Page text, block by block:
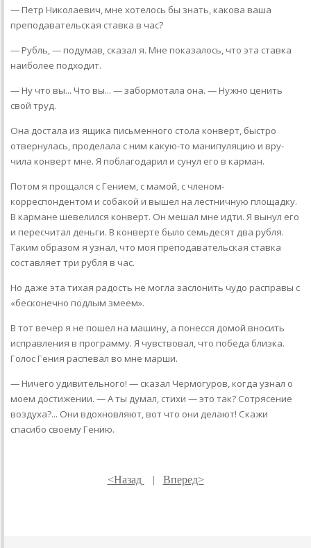
— Петр Николаевич, мне хотелось бы знать, какова ваша
преподавательская ставка в час?
— Рубль, — подумав, сказал я. Мне показалось, что эта ставка
наиболее подходит.
— Ну что вы... Что вы... — забормотала она. — Нужно ценить
свой труд.
Она достала из ящика письменного стола конверт, быстро
отвернулась, проделала с ним какую-то манипуляцию и вру­
чила конверт мне. Я поблагодарил и сунул его в карман.
Потом я прощался с Гением, с мамой, с членом-
корреспондентом и собакой и вышел на лестничную площадку.
В кармане шевелился конверт. Он мешал мне идти. Я вынул его
и пересчитал деньги. В конверте было семьдесят два рубля.
Таким образом я узнал, что моя преподавательская ставка
составляет три рубля в час.
Но даже эта тихая радость не могла заслонить чудо расправы с
«бесконечно подлым змеем».
В тот вечер я не пошел на машину, а понесся домой вносить
исправления в программу. Я чувствовал, что победа близка.
Голос Гения распевал во мне марши.
— Ничего удивительного! — сказал Чермогуров, когда узнал о
моем достижении. — А ты думал, стихи — это так? Сотрясение
воздуха?... Они вдохновляют, вот что они делают! Скажи
спасибо своему Гению.
<Назад | Вперед>